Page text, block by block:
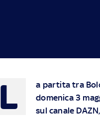
L
a partita tra
domenica 3
sul canale